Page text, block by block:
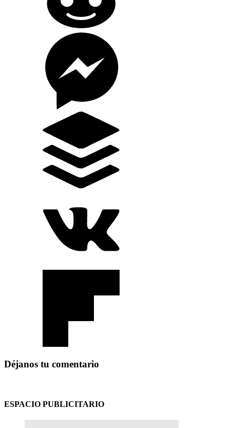
Déjanos tu comentario
ESPACIO PUBLICITARIO